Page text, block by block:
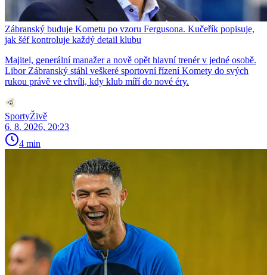
Zábranský buduje Kometu po vzoru Fergusona. Kučeřík popisuje,
jak šéf kontroluje každý detail klubu
Majitel, generální manažer a nově opět hlavní trenér v jedné osobě.
Libor Zábranský stáhl veškeré sportovní řízení Komety do svých
rukou právě ve chvíli, kdy klub míří do nové éry.
SportyŽivě
6. 8. 2026, 20:23
4 min